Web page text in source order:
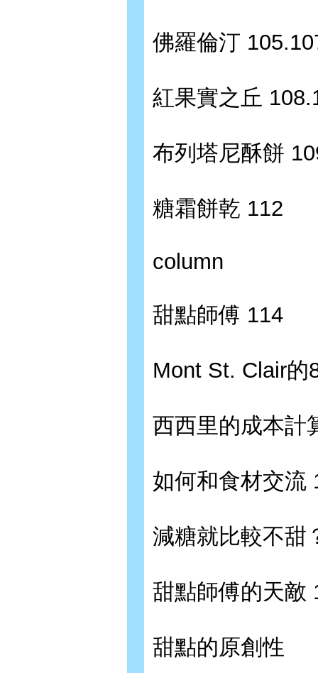
佛羅倫汀
紅果實之丘
布列塔尼酥餅
糖霜餅乾 112
column
甜點師傅 114
Mont St. Clair的
西西里的成本計
如何和食材交流
減糖就比較不甜
甜點師傅的天敵
甜點的原創性